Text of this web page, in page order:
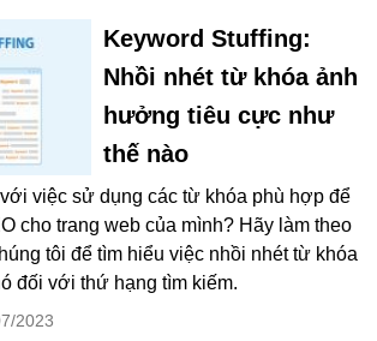
Keyword Stuffing:
Nhồi nhét từ khóa ảnh
hưởng tiêu cực như
thế nào
việc sử dụng các từ khóa phù hợp để
cho trang web của mình? Hãy làm theo
tôi để tìm hiểu việc nhồi nhét từ khóa
đối với thứ hạng tìm kiếm.
2023